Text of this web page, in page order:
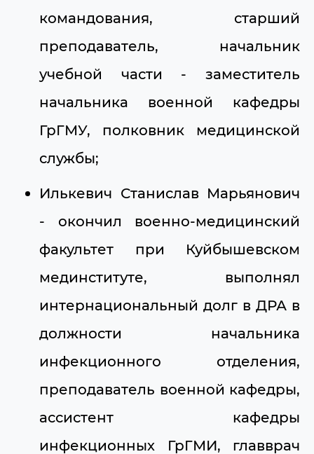
командования, старший
преподаватель, начальник
учебной части - заместитель
начальника военной кафедры
ГрГМУ, полковник медицинской
службы;
Илькевич Станислав Марьянович
- окончил военно-медицинский
факультет при Куйбышевском
мединституте, выполнял
интернациональный долг в ДРА в
должности начальника
инфекционного отделения,
преподаватель военной кафедры,
ассистент кафедры
инфекционных ГрГМИ, главврач